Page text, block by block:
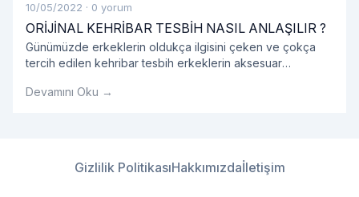
10/05/2022 · 0 yorum
ORİJİNAL KEHRİBAR TESBİH NASIL ANLAŞILIR ?
Günümüzde erkeklerin oldukça ilgisini çeken ve çokça
tercih edilen kehribar tesbih erkeklerin aksesuar
Genellikle hediyelik olarak alınan kehribar tesbih
Devamını Oku →
Gizlilik PolitikasıHakkımızdaİletişim